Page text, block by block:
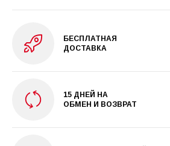
БЕСПЛАТНАЯ
ДОСТАВКА
15 ДНЕЙ НА
ОБМЕН И ВОЗВРАТ